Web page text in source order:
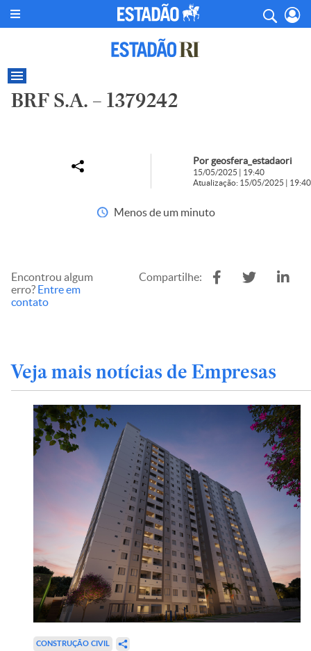
BRF S.A. – 1379242
Por geosfera_estadaori
15/05/2025 | 19:40
Atualização: 15/05/2025 | 19:40
Menos de um minuto
Encontrou algum
erro? Entre em
contato
Compartilhe:
Veja mais notícias de Empresas
CONSTRUÇÃO CIVIL